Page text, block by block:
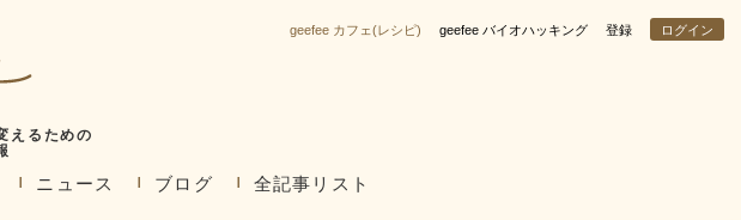
geefee カフェ(レシピ) geefee バイオハッキング 登録 ログイン
えるための
ニュース ブログ 全記事リスト